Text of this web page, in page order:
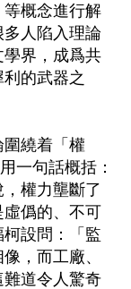
概念進行解
人陷入理論
界，成爲共
的武器之
繞着「權
一句話概括：
，權力壟斷了
僞的、不可
設問：「監
，而工廠、
道令人驚奇